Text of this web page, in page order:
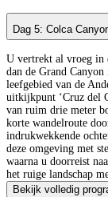
Dag 5: Colca
U vertrekt al vroeg in
dan de Grand
leefgebied van de
uitkijkpunt ‘Cruz del
van ruim drie meter
korte wandelroute
indrukwekkende
deze omgeving met
waarna u doorreist
het ruige landschap
Bekijk volledig